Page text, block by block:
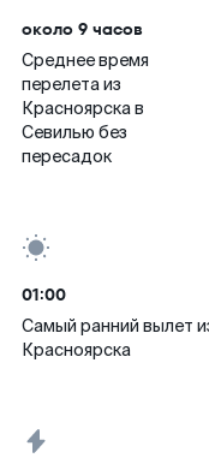
около 9 часов
Среднее время
перелета из
Красноярска в
Севилью без
пересадок
01:00
Самый ранний вылет
Красноярска